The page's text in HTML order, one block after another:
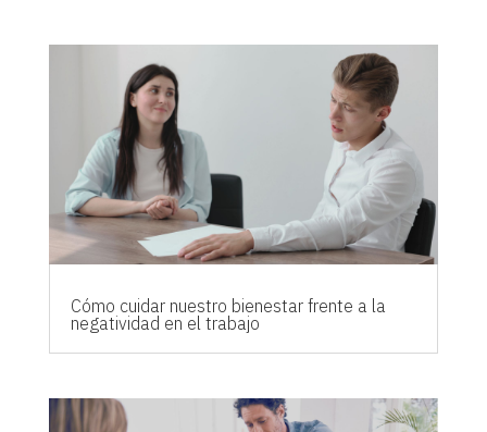
Cómo cuidar nuestro bienestar frente a la
negatividad en el trabajo